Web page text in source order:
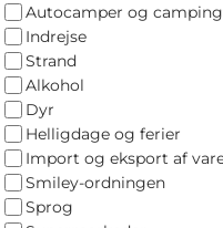
Autocamper og
Indrejse
Strand
Alkohol
Dyr
Helligdage og ferier
Import og eksport af
Smiley-ordningen
Sprog